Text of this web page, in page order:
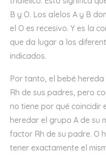
B y O. Los alelos A y B
el O es recesivo. Y es la
que da lugar a los
indicados.
Por tanto, el bebé
Rh de sus padres, pero
no tiene por qué coincidir
heredar el grupo A de su
factor Rh de su padre. O
tener exactamente el